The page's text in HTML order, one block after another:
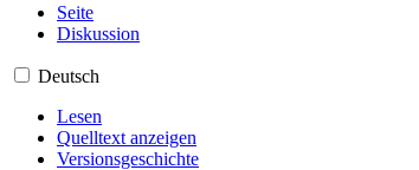
Seite
Diskussion
Deutsch
Lesen
Quelltext anzeigen
Versionsgeschichte